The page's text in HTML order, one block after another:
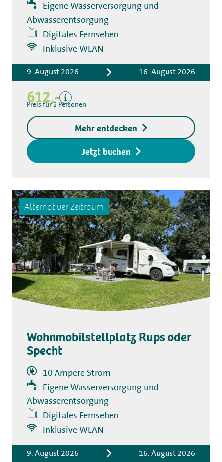
Eigene Wasserversorgung und
Abwasserentsorgung
Digitales Fernsehen
Inklusive WLAN
9. August 2026 16. August 2026
612,-
Inklusive
Privates Sanitär
Übernachtungskosten
Kaution für
Zugangsschlüssel € 20,-
Preis für 2 Personen
Mehr entdecken
Jetzt buchen
Alternativer Zeitraum
Wohnmobilstellplatz Rups oder
Specht
10 Ampere Strom
Eigene Wasserversorgung und
Abwasserentsorgung
Digitales Fernsehen
Inklusive WLAN
9. August 2026 16. August 2026
Übernachtungskosten